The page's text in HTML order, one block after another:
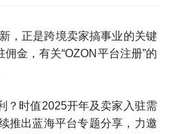
，正是跨境卖家搞事业的关键
金，有关“OZON平台注册”的
？ 时值2025开年及卖家入驻需
推出蓝海平台专题分享，力邀